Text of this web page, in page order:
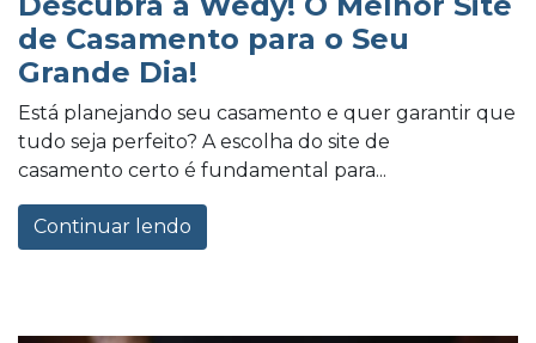
de Casamento para o Seu
Grande Dia!
Está planejando seu casamento e quer garantir que
tudo seja perfeito? A escolha do site de
casamento certo é fundamental para...
Continuar lendo